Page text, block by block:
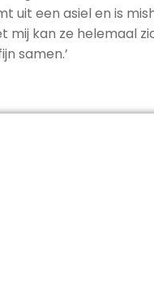
uit een asiel en is
kan ze helemaal
samen.’